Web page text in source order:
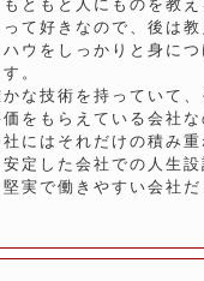
ともと人にものを教
て好きなので、後は
ウをしっかりと身に
。
な技術を持っていて、
をもらえている会社な
にはそれだけの積み
安定した会社での人生
実で働きやすい会社だ